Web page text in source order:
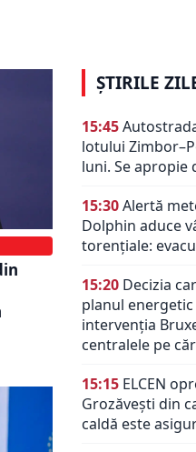
ȘTIRILE
15:45
lotului
luni. Se apropie
15:30Alertă
Dolphin aduce
torențiale:
15:20 Decizia
planul energetic
intervenția
centralele pe
15:15 ELCEN
Grozăvești din
caldă este